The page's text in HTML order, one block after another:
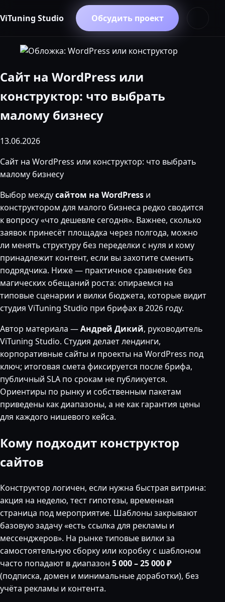
Перейти к содержимому
ViTuning Studio
Разработка под ключ
Лендинги
Корпоративные сайты
WordPress
Обсудить проект
Сайт на WordPress или
конструктор: что выбрать
малому бизнесу
13.06.2026
Сайт на WordPress или конструктор: что выбрать
малому бизнесу
Выбор междусайтом на WordPress и
конструктором для малого бизнеса редко сводится
к вопросу «что дешевле сегодня». Важнее, сколько
заявок принесёт площадка через полгода, можно
ли менять структуру без переделки с нуля и кому
принадлежит контент, если вы захотите сменить
подрядчика. Ниже — практичное сравнение без
магических обещаний роста: опираемся на
типовые сценарии и вилки бюджета, которые видит
студия ViTuning Studio при брифах в 2026 году.
Автор материала —Андрей Дикий, руководитель
ViTuning Studio. Студия делает лендинги,
корпоративные сайты и проекты на WordPress под
ключ; итоговая смета фиксируется после брифа,
публичный SLA по срокам не публикуется.
Ориентиры по рынку и собственным пакетам
приведены как диапазоны, а не как гарантия цены
для каждого нишевого кейса.
Кому подходит конструктор
сайтов
Конструктор логичен, если нужна быстрая витрина:
акция на неделю, тест гипотезы, временная
страница под мероприятие. Шаблоны закрывают
базовую задачу «есть ссылка для рекламы и
мессенджеров». На рынке типовые вилки за
самостоятельную сборку или коробку с шаблоном
часто попадают в диапазон 5 000 – 25 000 ₽
(подписка, домен и минимальные доработки), без
учёта рекламы и контента.